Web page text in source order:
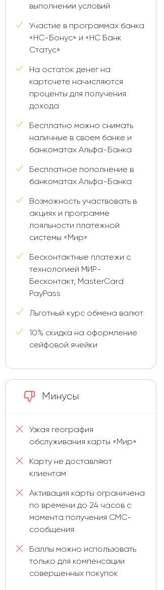
выполнении условий
Участие в программах банка
«НС-Бонус» и «НС Банк
Статус»
На остаток денег на
картсчете начисляются
проценты для получения
дохода
Бесплатно можно снимать
наличные в своем банке и
банкоматах Альфа-Банка
Бесплатное пополнение в
банкоматах Альфа-Банка
Возможность участвовать в
акциях и программе
лояльности платежной
системы «Мир»
Бесконтактные платежи с
технологией МИР-
Бесконтакт, MasterCard
PayPass
Льготный курс обмена валют
10% скидка на оформление
сейфовой ячейки
Минусы
Узкая география
обслуживания карты «Мир»
Карту не доставляют
клиентам
Активация карты ограничена
по времени до 24 часов с
момента получения СМС-
сообщения
Баллы можно использовать
только для компенсации
совершенных покупок